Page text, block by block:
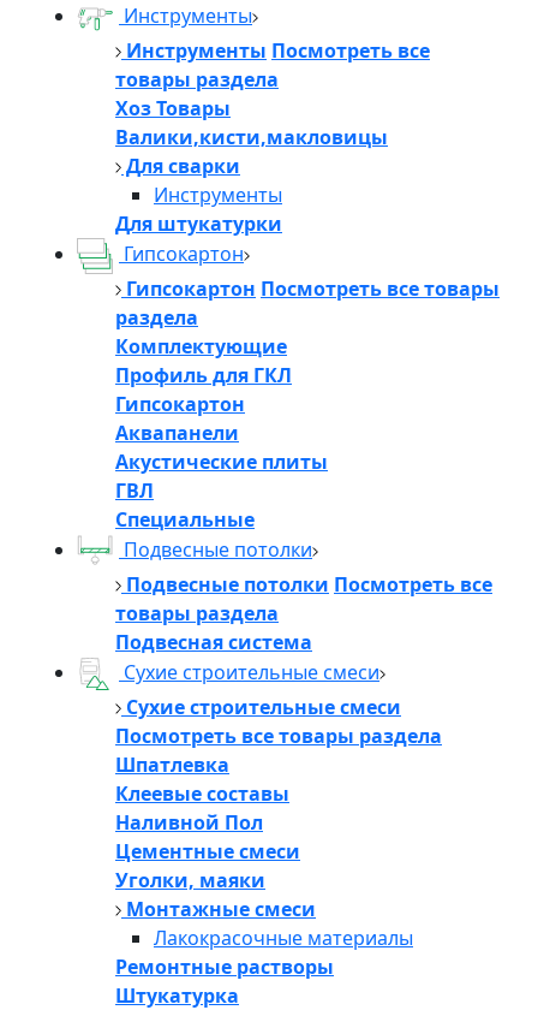
Инструменты
Инструменты Посмотреть все
товары раздела
Хоз Товары
Валики,кисти,макловицы
Для сварки
Инструменты
Для штукатурки
Гипсокартон
Гипсокартон Посмотреть все товары
раздела
Комплектующие
Профиль для ГКЛ
Гипсокартон
Аквапанели
Акустические плиты
ГВЛ
Специальные
Подвесные потолки
Подвесные потолки Посмотреть все
товары раздела
Подвесная система
Сухие строительные смеси
Сухие строительные смеси
Посмотреть все товары раздела
Шпатлевка
Клеевые составы
Наливной Пол
Цементные смеси
Уголки, маяки
Монтажные смеси
Лакокрасочные материалы
Ремонтные растворы
Штукатурка